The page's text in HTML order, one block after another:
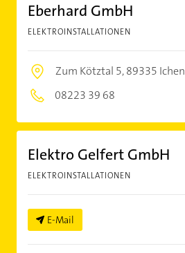
Eberhard GmbH
ELEKTROINSTALLATIONEN
Zum Kötztal 5,89335
08223 39 68
Elektro Gelfert GmbH
ELEKTROINSTALLATIONEN
E-Mail